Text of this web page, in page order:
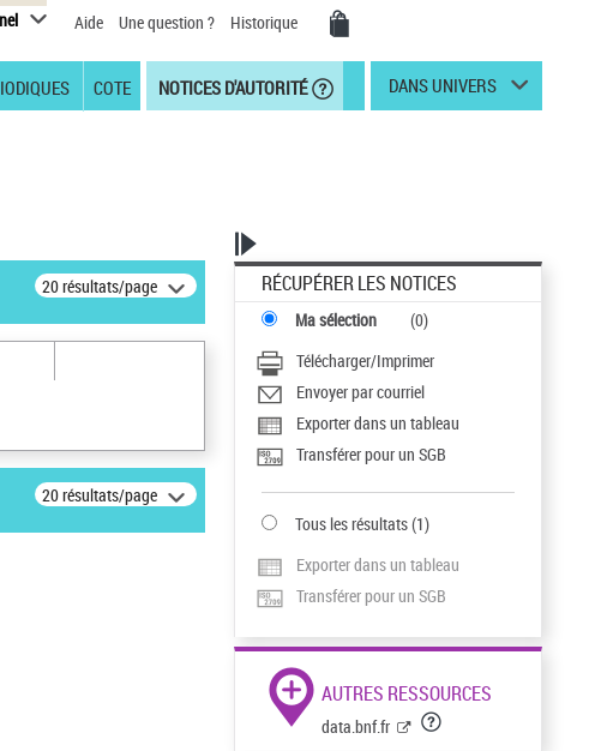
Aide Une question ? Historique
COTE NOTICES D'AUTORITÉ DANS UNIVERS
20 résultats/page
20 résultats/page
RÉCUPÉRER LES NOTICES
Ma sélection (0)
Télécharger/Imprimer
Envoyer par courriel
Exporter dans un tableau
Transférer pour un SGB
Tous les résultats(1)
Exporter dans un tableau
Transférer pour un SGB
AUTRES RESSOURCES
data.bnf.fr